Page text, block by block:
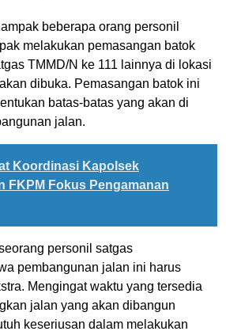
beberapa orang personil
melakukan pemasangan batok
TMMD/N ke 111 lainnya di lokasi
dibuka. Pemasangan batok ini
batas-batas yang akan di
jalan.
Koordinasi Kapolsek
FKPM Fokus Pengamanan
personil satgas
pembangunan jalan ini harus
Mengingat waktu yang tersedia
jalan yang akan dibangun
keseriusan dalam melakukan